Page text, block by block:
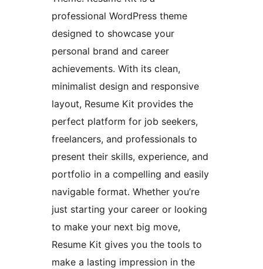
professional WordPress theme
designed to showcase your
personal brand and career
achievements. With its clean,
minimalist design and responsive
layout, Resume Kit provides the
perfect platform for job seekers,
freelancers, and professionals to
present their skills, experience, and
portfolio in a compelling and easily
navigable format. Whether you’re
just starting your career or looking
to make your next big move,
Resume Kit gives you the tools to
make a lasting impression in the